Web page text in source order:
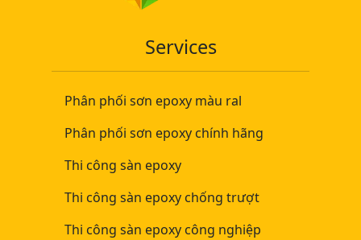
Services
Phân phối sơn epoxy màu ral
Phân phối sơn epoxy chính hãng
Thi công sàn epoxy
Thi công sàn epoxy chống trượt
Thi công sàn epoxy công nghiệp